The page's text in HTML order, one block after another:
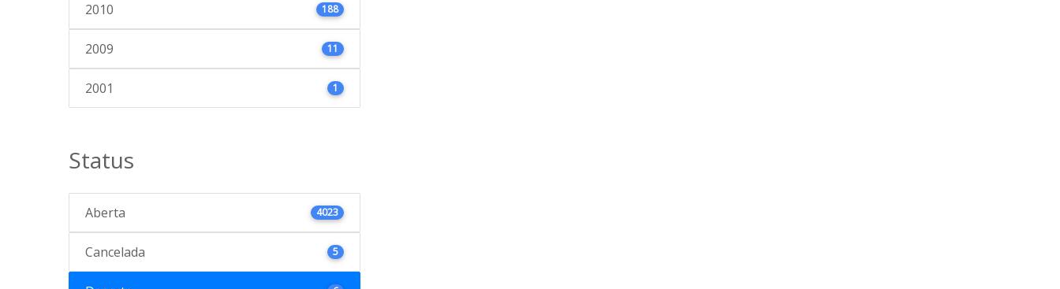
2010 188
2009 11
2001 1
Status
Aberta 4023
Cancelada 5